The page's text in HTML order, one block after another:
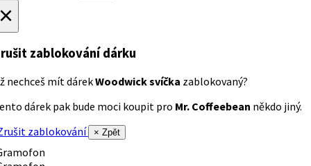
zablokování dárku
nechceš mít dárekWoodwick svíčka zablokovaný?
dárek pak bude moci koupit pro Mr. Coffeebean někdo jiný.
zablokování
× Zpět